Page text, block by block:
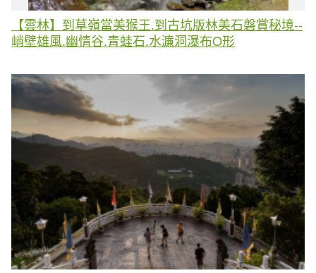
【雲林】到草嶺當美猴王.到古坑版林美石磐賞秘境--
峭壁雄風.幽情谷.青蛙石.水濂洞瀑布O形